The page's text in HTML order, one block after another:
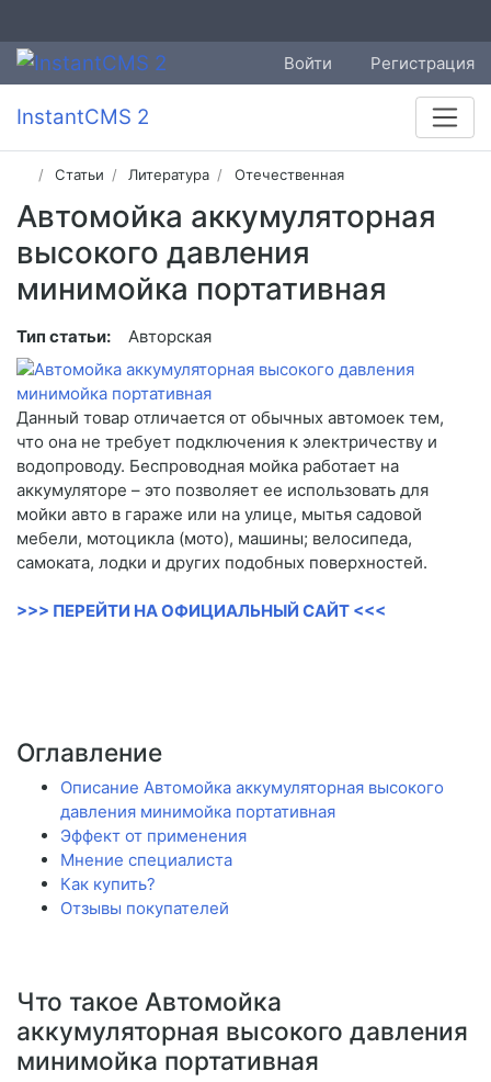
Войти Регистрация
InstantCMS 2
Статьи Литература Отечественная
Автомойка аккумуляторная
высокого давления
минимойка портативная
Тип статьи: Авторская
Данный товар отличается от обычных автомоек тем,
что она не требует подключения к электричеству и
водопроводу. Беспроводная мойка работает на
аккумуляторе – это позволяет ее использовать для
мойки авто в гараже или на улице, мытья садовой
мебели, мотоцикла (мото), машины; велосипеда,
самоката, лодки и других подобных поверхностей.
>>> ПЕРЕЙТИ НА ОФИЦИАЛЬНЫЙ САЙТ <<<
Оглавление
Описание Автомойка аккумуляторная высокого
давления минимойка портативная
Эффект от применения
Мнение специалиста
Как купить?
Отзывы покупателей
Что такое Автомойка
аккумуляторная высокого давления
минимойка портативная